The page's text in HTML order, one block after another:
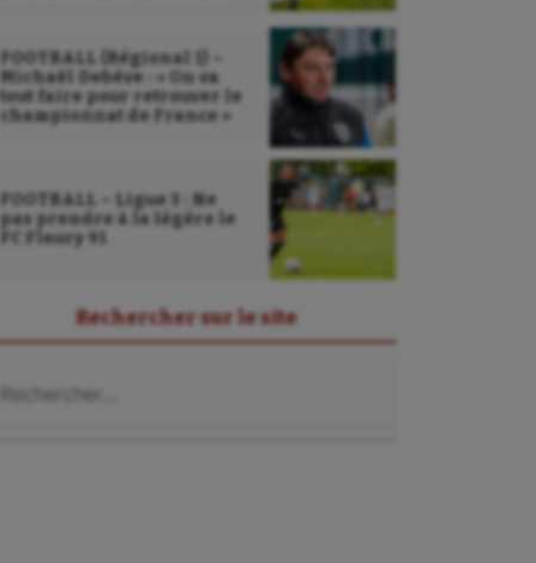
FOOTBALL (Régional 1) –
Michaël Debève : « On va
tout faire pour retrouver le
championnat de France »
FOOTBALL – Ligue 3 : Ne
pas prendre à la légère le
FC Fleury 91
Rechercher sur le site